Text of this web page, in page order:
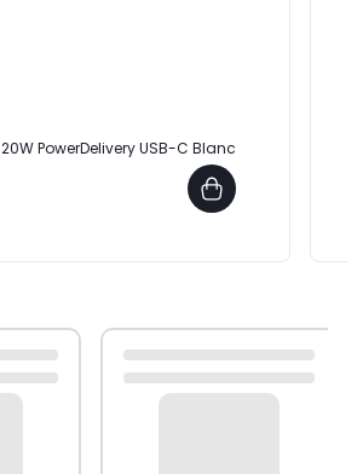
20W PowerDelivery USB-C Blanc